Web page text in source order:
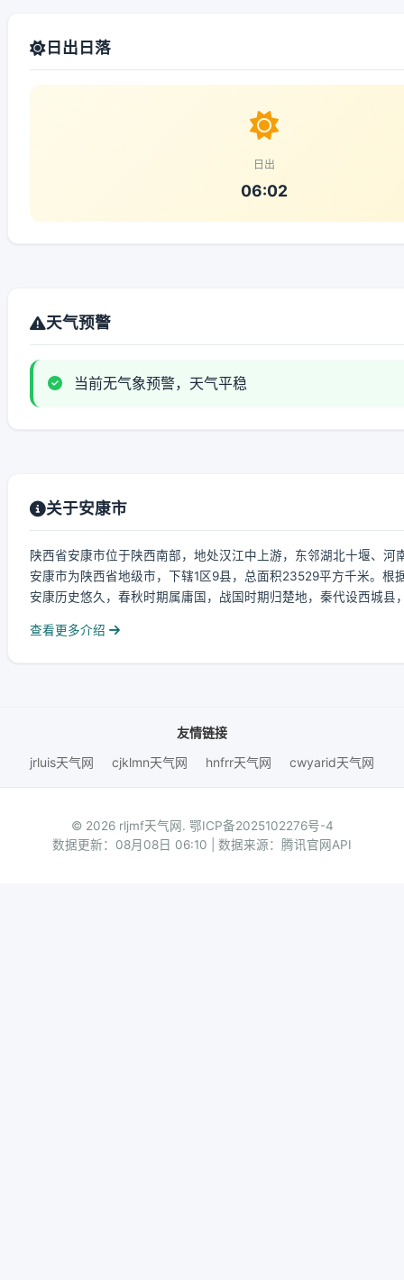
日出日落
日出
06:02
天气预警
当前无气象预警，天气平稳
关于安康市
陕西省安康市位于陕西南部，地处汉江中上游，东邻湖北十堰、
安康市为陕西省地级市，下辖1区9县，总面积23529平方千米。
安康历史悠久，春秋时期属庸国，战国时期归楚地，秦代设西城
查看更多介绍
友情链接
jrluis天气网
cjklmn天气网 hnfrr天气网 cwyarid天气网
© 2026 rljmf天气网. 鄂ICP备2025102276号-4
数据更新：08月08日 06:10 | 数据来源：腾讯官网API